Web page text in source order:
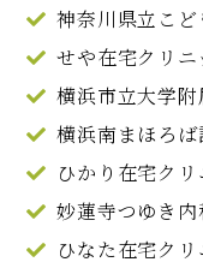
神奈川県立こ
せや在宅クリニ
横浜市立大学附
横浜南まほろば
ひかり在宅クリ
妙蓮寺つゆき
ひなた在宅クリ